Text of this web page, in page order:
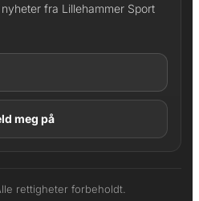
fra Lillehammer Sport
rettigheter forbeholdt.
lagt til